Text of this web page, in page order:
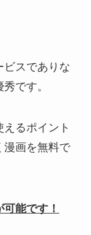
ビスでありな
です。
るポイント
漫画を無料で
能です！